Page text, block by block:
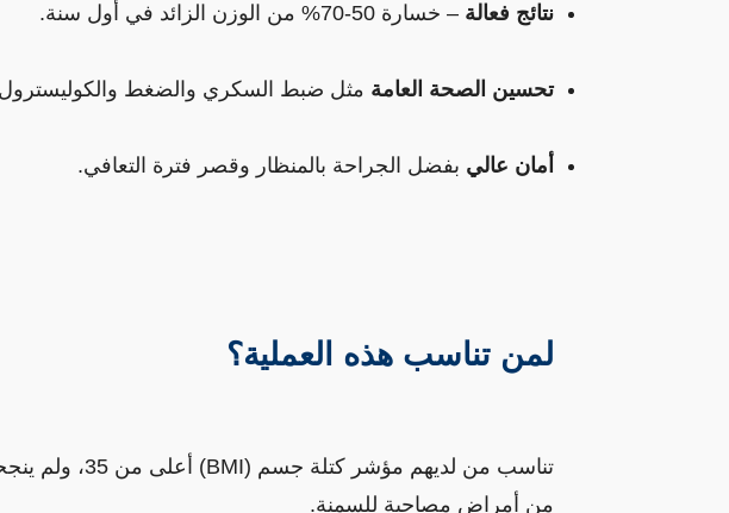
نتائج فعالة – خسارة 50-70% من الوزن الزائد في أول سنة.
تحسين الصحة العامة مثل ضبط السكري والضغط
أمان عالي بفضل الجراحة بالمنظار وقصر فترة التعافي.
لمن تناسب هذه العملية؟